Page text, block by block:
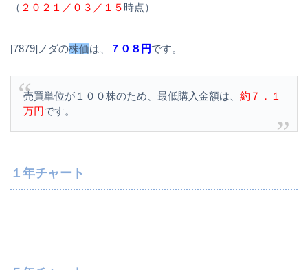
（ ２０２１／０３／１５時点）
[7879]ノダの株価は、 ７０８円です。
売買単位が１００株のため、最低購入金額は、 約７．１
万円です。
１年チャート